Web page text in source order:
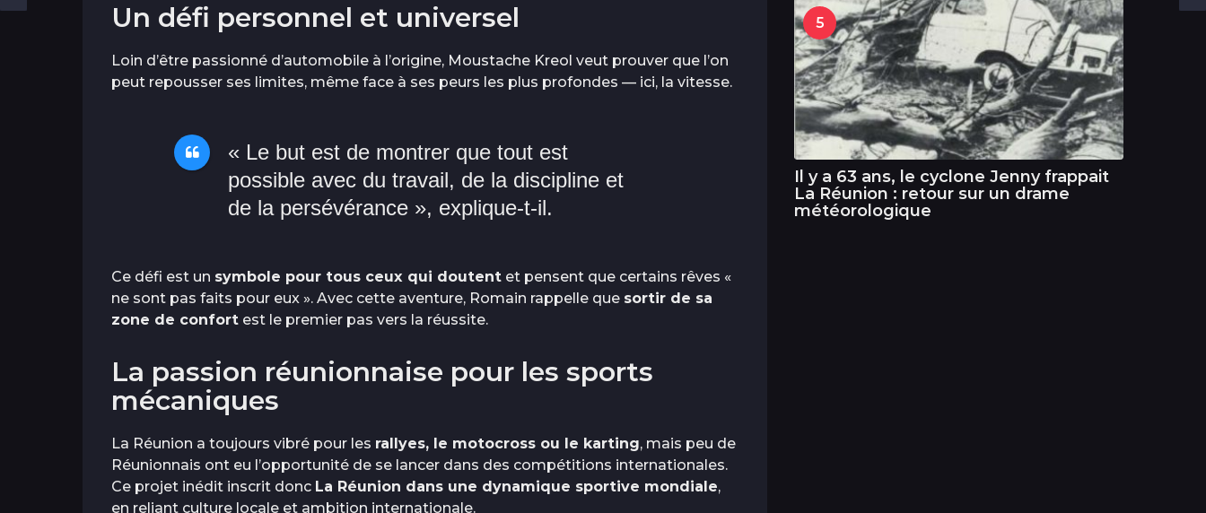
Un défi personnel et universel
Loin d’être passionné d’automobile à l’origine, Moustache Kreol veut prouver que l’on
peut repousser ses limites, même face à ses peurs les plus profondes — ici, la vitesse.
« Le but est de montrer que tout est
possible avec du travail, de la discipline et
de la persévérance », explique-t-il.
Ce défi est un symbole pour tous ceux qui doutent et pensent que certains rêves «
ne sont pas faits pour eux ». Avec cette aventure, Romain rappelle que sortir de sa
zone de confort est le premier pas vers la réussite.
La passion réunionnaise pour les sports
mécaniques
La Réunion a toujours vibré pour les rallyes, le motocross ou le karting, mais peu de
Réunionnais ont eu l’opportunité de se lancer dans des compétitions internationales.
Ce projet inédit inscrit donc La Réunion dans une dynamique sportive mondiale,
en reliant culture locale et ambition internationale.
5
Il y a 63 ans, le cyclone Jenny frappait
La Réunion : retour sur un drame
météorologique